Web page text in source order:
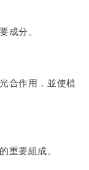
成分。
合作用，並使植
重要組成。